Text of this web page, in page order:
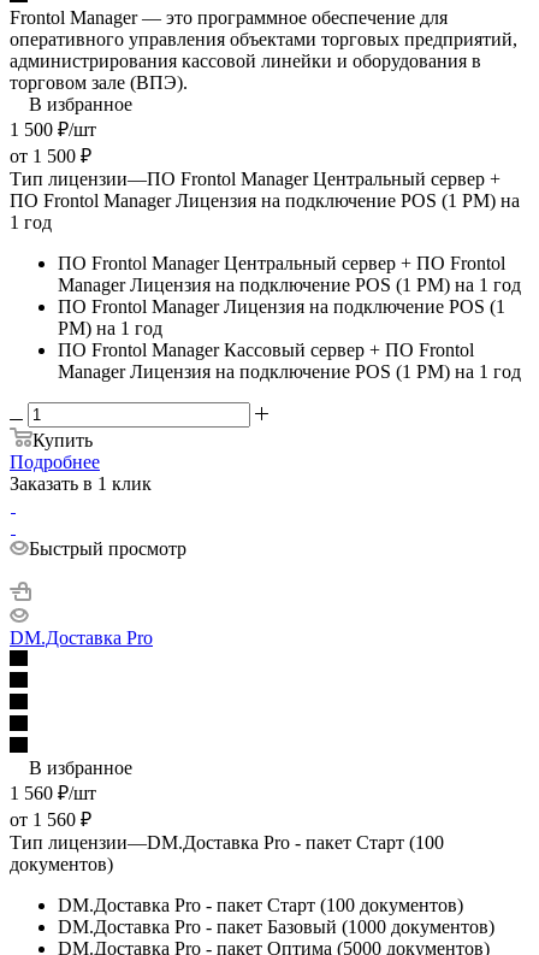
Frontol Manager — это программное обеспечение для
оперативного управления объектами торговых предприятий,
администрирования кассовой линейки и оборудования в
торговом зале (ВПЭ).
В избранное
1 500 ₽/шт
от 1 500 ₽
Тип лицензии—ПО Frontol Manager Центральный сервер +
ПО Frontol Manager Лицензия на подключение POS (1 РМ) на
1 год
ПО Frontol Manager Центральный сервер + ПО Frontol
Manager Лицензия на подключение POS (1 РМ) на 1 год
ПО Frontol Manager Лицензия на подключение POS (1
РМ) на 1 год
ПО Frontol Manager Кассовый сервер + ПО Frontol
Manager Лицензия на подключение POS (1 РМ) на 1 год
Купить
Подробнее
Заказать в 1 клик
Быстрый просмотр
DM.Доставка Pro
В избранное
1 560 ₽/шт
от 1 560 ₽
Тип лицензии—DM.Доставка Pro - пакет Старт (100
документов)
DM.Доставка Pro - пакет Старт (100 документов)
DM.Доставка Pro - пакет Базовый (1000 документов)
DM.Доставка Pro - пакет Оптима (5000 документов)